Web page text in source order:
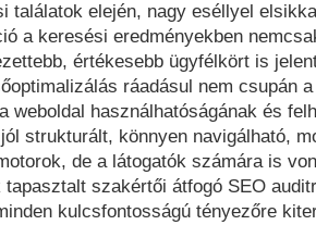
találatok elején, nagy eséllyel
a keresési eredményekben
értékesebb ügyfélkört is
ráadásul nem csupán
weboldal használhatóságának és
strukturált, könnyen navigálható,
de a látogatók számára is
tapasztalt szakértői átfogó SEO
kulcsfontosságú tényezőre